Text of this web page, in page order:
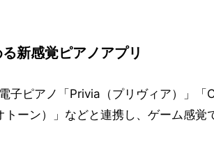
新感覚ピアノアプリ
子ピアノ「Privia（プリヴィア）」「
ーン）」などと連携し、ゲーム感覚